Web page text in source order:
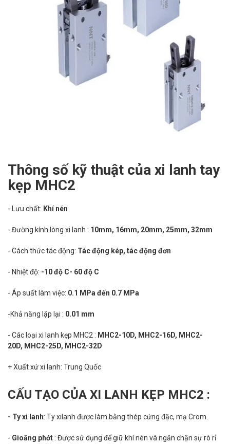
Thông số kỹ thuật của xi lanh tay
kẹp MHC2
- Lưu chất: Khí nén
- Đường kính lòng xi lanh : 10mm, 16mm, 20mm, 25mm, 32mm
- Cách thức tác động: Tác động kép, tác động đơn
- Nhiệt độ: -10 độ C- 60 độ C
- Áp suất làm việc: 0.1 MPa đến 0.7 MPa
-Khả năng lặp lại : 0.01 mm
- Các loại xi lanh kẹp MHC2 : MHC2-10D, MHC2-16D, MHC2-
20D, MHC2-25D, MHC2-32D
+ Xuất xứ xi lanh: Trung Quốc
CẤU TẠO CỦA XI LANH KẸP MHC2 :
- Ty xi lanh: Ty xilanh được làm bằng thép cứng đặc, mạ Crom.
- Gioăng phớt : Được sử dụng để giữ khí nén và ngăn chặn sự rò rỉ